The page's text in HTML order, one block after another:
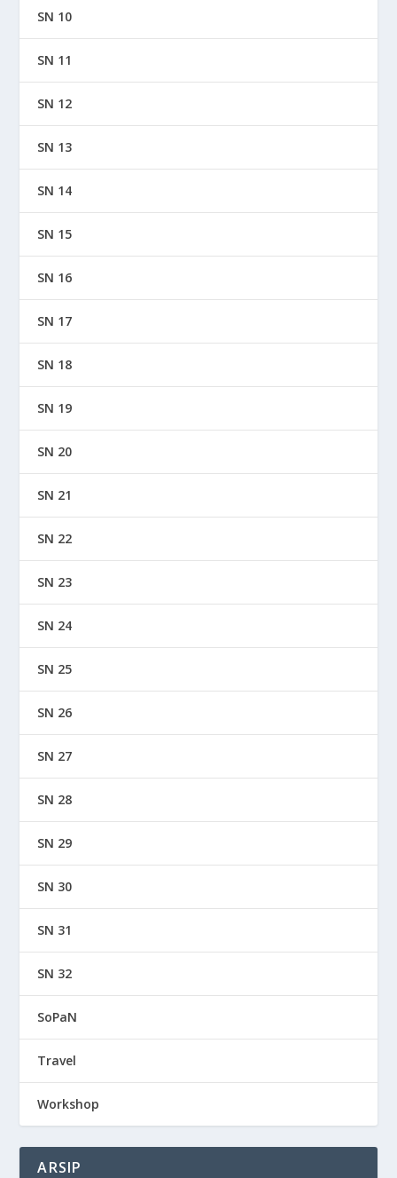
SN 10
SN 11
SN 12
SN 13
SN 14
SN 15
SN 16
SN 17
SN 18
SN 19
SN 20
SN 21
SN 22
SN 23
SN 24
SN 25
SN 26
SN 27
SN 28
SN 29
SN 30
SN 31
SN 32
SoPaN
Travel
Workshop
ARSIP